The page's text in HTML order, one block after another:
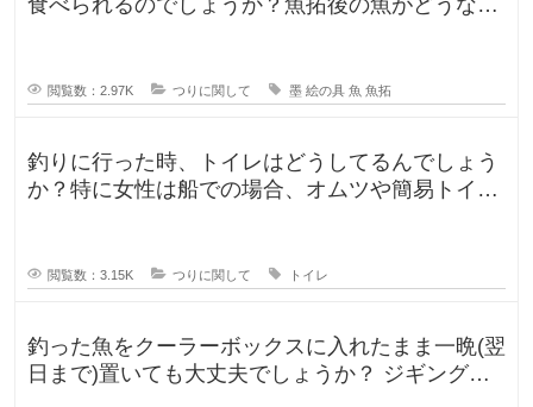
閲覧数：2.97K つりに関して 墨 絵の具 魚 魚拓
釣りに行った時、トイレはどうしてるんでしょう
か？特に女性は船での場合、オムツや簡易トイレ
閲覧数：3.15K つりに関して トイレ
釣った魚をクーラーボックスに入れたまま一晩(翌
日まで)置いても大丈夫でしょうか？ ジギングに